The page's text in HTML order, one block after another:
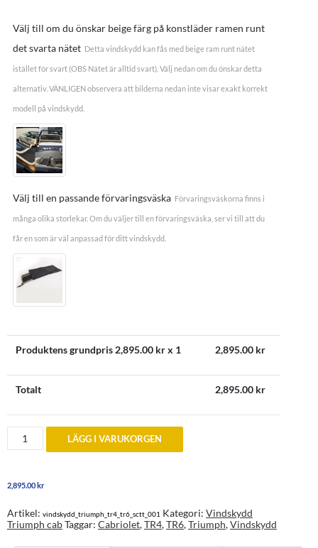
Välj till om du önskar beige färg på konstläder ramen runt
det svarta nätet Detta vindskydd kan fås med beige ram runt nätet
istället för svart (OBS Nätet är alltid svart). Välj nedan om du önskar detta
alternativ. VÄNLIGEN observera att bilderna nedan inte visar exakt korrekt
modell på vindskydd.
Välj till en passande förvaringsväska Förvaringsväskorna finns i
många olika storlekar. Om du väljer till en förvaringsväska, ser vi till att du
får en som är väl anpassad för ditt vindskydd.
Produktens grundpris 2,895.00 kr x 1 2,895.00 kr
Totalt 2,895.00 kr
Vindskydd
Triumph
TR6
1976
mängd
LÄGG I VARUKORGEN
2,895.00kr
Artikel: vindskydd_triumph_tr4_tr6_sctt_001 Kategori: Vindskydd
Triumph cabTaggar: Cabriolet,TR4,TR6,Triumph,Vindskydd